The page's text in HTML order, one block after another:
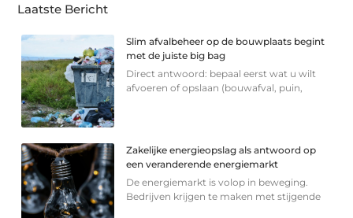
Laatste Bericht
Slim afvalbeheer op de bouwplaats begint
met de juiste big bag
Direct antwoord: bepaal eerst wat u wilt
afvoeren of opslaan (bouwafval, puin,
Zakelijke energieopslag als antwoord op
een veranderende energiemarkt
De energiemarkt is volop in beweging.
Bedrijven krijgen te maken met stijgende